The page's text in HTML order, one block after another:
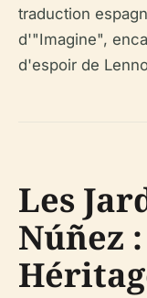
traduction
d'"Imagine",
d'espoir de
Les
Núñez